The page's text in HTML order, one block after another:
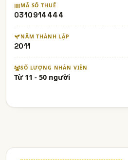
MÃ SỐ THUẾ
0310914444
NĂM THÀNH LẬP
2011
SỐ LƯỢNG NHÂN VIÊN
Từ 11 - 50 người